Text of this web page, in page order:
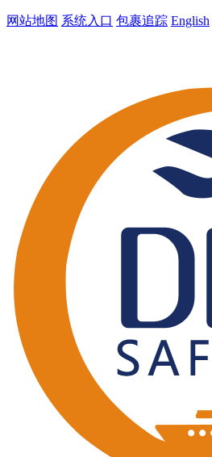
网站地图 系统入口 包裹追踪 English